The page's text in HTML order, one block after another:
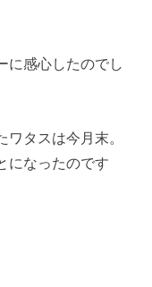
に感心したのでし
タスは今月末。
になったのです